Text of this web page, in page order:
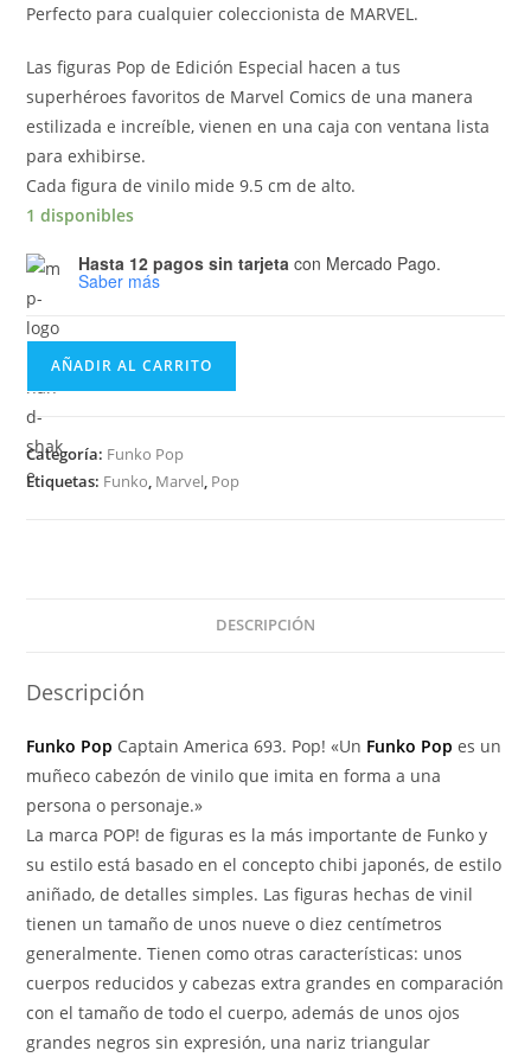
Perfecto para cualquier coleccionista de MARVEL.
Las figuras Pop de Edición Especial hacen a tus
superhéroes favoritos de Marvel Comics de una manera
estilizada e increíble, vienen en una caja con ventana lista
para exhibirse.
Cada figura de vinilo mide 9.5 cm de alto.
1 disponibles
Hasta 12 pagos sin tarjeta con Mercado Pago.
Saber más
Funko
Spider-
Man
Homecoming
AÑADIR AL CARRITO
Categoría: Funko Pop
Etiquetas: Funko, Marvel, Pop
DESCRIPCIÓN
Descripción
Funko Pop Captain America 693. Pop! «Un Funko Pop es un
muñeco cabezón de vinilo que imita en forma a una
persona o personaje.»
La marca POP! de figuras es la más importante de Funko y
su estilo está basado en el concepto chibi japonés, de estilo
aniñado, de detalles simples. Las figuras hechas de vinil
tienen un tamaño de unos nueve o diez centímetros
generalmente. Tienen como otras características: unos
cuerpos reducidos y cabezas extra grandes en comparación
con el tamaño de todo el cuerpo, además de unos ojos
grandes negros sin expresión, una nariz triangular